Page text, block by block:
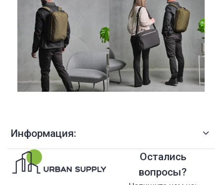
Информация:
Остались
вопросы?